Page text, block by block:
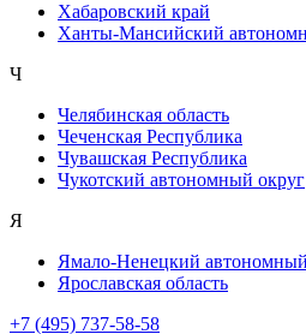
Хабаровский край
Ханты-Мансийский
Ч
Челябинская область
Чеченская Республика
Чувашская Республика
Чукотский автономный округ
Я
Ямало-Ненецкий
Ярославская область
+7 (495) 737-58-58